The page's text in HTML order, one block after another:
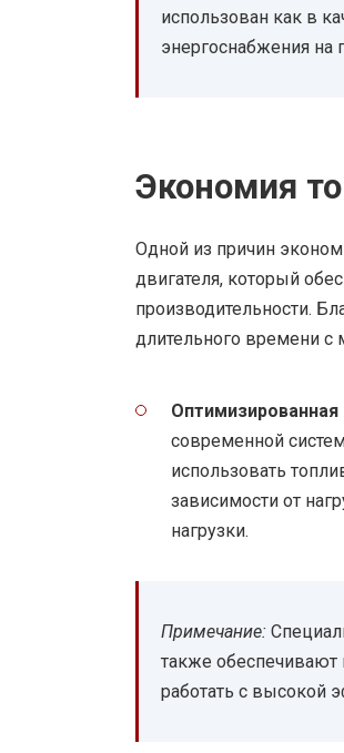
использован как в
энергоснабжения на
Экономия
Одной из причин
двигателя, который
производительности.
длительного времени с
Оптимизированная
современной
использовать
зависимости от
нагрузки.
Примечание:
также обеспечивают
работать с высокой